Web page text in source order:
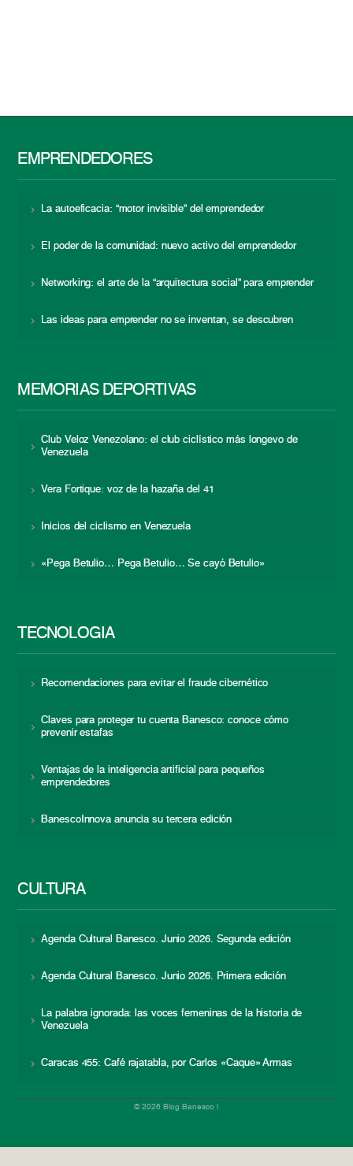
EMPRENDEDORES
La autoeficacia: “motor invisible” del emprendedor
El poder de la comunidad: nuevo activo del emprendedor
Networking: el arte de la “arquitectura social” para emprender
Las ideas para emprender no se inventan, se descubren
MEMORIAS DEPORTIVAS
Club Veloz Venezolano: el club ciclístico más longevo de
Venezuela
Vera Fortique: voz de la hazaña del 41
Inicios del ciclismo en Venezuela
«Pega Betulio… Pega Betulio… Se cayó Betulio»
TECNOLOGÍA
Recomendaciones para evitar el fraude cibernético
Claves para proteger tu cuenta Banesco: conoce cómo
prevenir estafas
Ventajas de la inteligencia artificial para pequeños
emprendedores
BanescoInnova anuncia su tercera edición
CULTURA
Agenda Cultural Banesco. Junio 2026. Segunda edición
Agenda Cultural Banesco. Junio 2026. Primera edición
La palabra ignorada: las voces femeninas de la historia de
Venezuela
Caracas 455: Café rajatabla, por Carlos «Caque» Armas
© 2026 Blog Banesco |